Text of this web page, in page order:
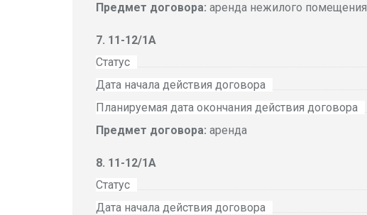
Предмет договора: аренда нежилого помещения
11-12/1А
Статус
Дата начала действия договора
Планируемая дата окончания действия договора
Предмет договора: аренда
11-12/1А
Статус
Дата начала действия договора